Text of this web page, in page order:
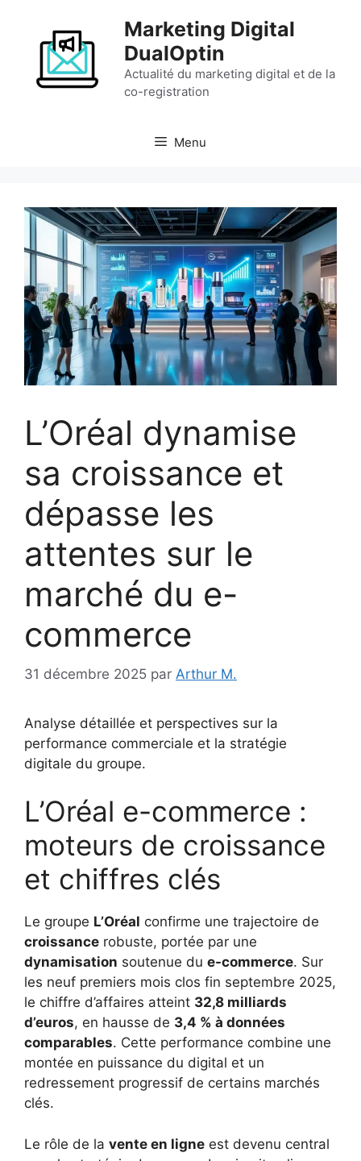
contenu
Marketing Digital
DualOptin
Actualité du marketing digital et de la
co-registration
Menu
L’Oréal dynamise
sa croissance et
dépasse les
attentes sur le
marché du e-
commerce
31 décembre 2025 par Arthur M.
Analyse détaillée et perspectives sur la
performance commerciale et la stratégie
digitale du groupe.
L’Oréal e-commerce :
moteurs de croissance
et chiffres clés
Le groupe L’Oréal confirme une trajectoire de
croissance robuste, portée par une
dynamisation soutenue du e-commerce. Sur
les neuf premiers mois clos fin septembre 2025,
le chiffre d’affaires atteint 32,8 milliards
d’euros, en hausse de 3,4 % à données
comparables. Cette performance combine une
montée en puissance du digital et un
redressement progressif de certains marchés
clés.
Le rôle de la vente en ligne est devenu central